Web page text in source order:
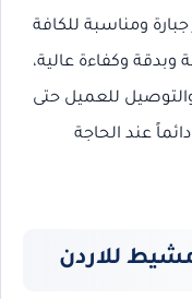
ومناسبة للكافة
وكفاءة عالية،
للعميل حتى
عند الحاجة
للاردن